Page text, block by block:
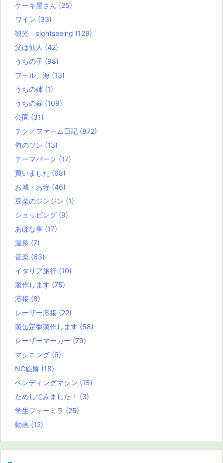
ケーキ屋さん (25)
ワイン (33)
観光 sightseeing (129)
父は仙人 (42)
うちの子 (98)
プール、海 (13)
うちの姉 (1)
うちの嫁 (109)
公園 (31)
テクノファーム日記 (872)
俺のツレ (13)
テーマパーク (17)
買いました (68)
お城・お寺 (46)
豆柴のジンジン (1)
ショッピング (9)
あほな事 (17)
温泉 (7)
音楽 (63)
イタリア旅行 (10)
製作します (75)
溶接 (8)
レーザー溶接 (22)
製缶定盤製作します (58)
レーザーマーカー (79)
マシニング (6)
NC旋盤 (18)
ベンディングマシン (15)
ためしてみました！ (3)
学生フォーミラ (25)
動画 (12)